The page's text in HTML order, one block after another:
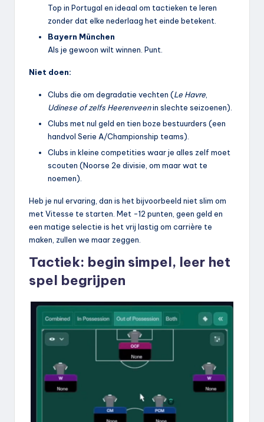
Top in Portugal en ideaal om tactieken te leren
zonder dat elke nederlaag het einde betekent.
Bayern München
Als je gewoon wilt winnen. Punt.
Niet doen:
Clubs die om degradatie vechten (Le Havre
Udinese of zelfs Heerenveenin slechte seizoenen).
Clubs met nul geld en tien boze bestuurders (een
handvol Serie A/Championship teams).
Clubs in kleine competities waar je alles zelf moet
scouten (Noorse 2e divisie, om maar wat te
noemen).
Heb je nul ervaring, dan is het bijvoorbeeld niet slim om
met Vitesse te starten. Met -12 punten, geen geld en
een matige selectie is het vrij lastig om carrière te
maken, zullen we maar zeggen.
Tactiek: begin simpel, leer het
spel begrijpen